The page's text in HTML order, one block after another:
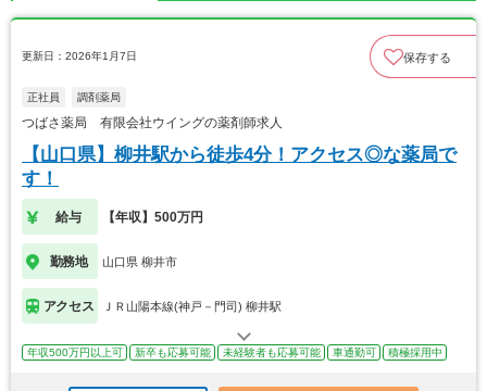
更新日：2026年1月7日 保存する
正社員 調剤薬局
つばさ薬局 有限会社ウイングの薬剤師求人
【山口県】柳井駅から徒歩4分！アクセス◎な薬局で
す！
給与 【年収】500万円
勤務地 山口県 柳井市
アクセス ＪＲ山陽本線(神戸－門司) 柳井駅
年収500万円以上可 新卒も応募可能 未経験者も応募可能 車通勤可 積極採用中